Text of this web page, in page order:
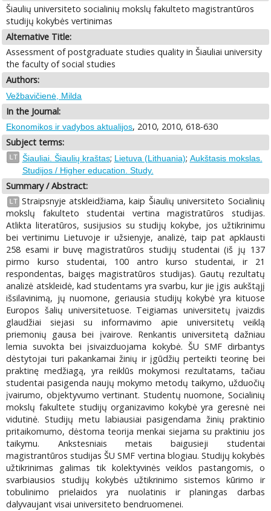
Šiaulių universiteto socialinių mokslų fakulteto magistrantūros
studijų kokybės vertinimas
Alternative Title:
Assessment of postgraduate studies quality in Šiauliai university
the faculty of social studies
Authors:
Vežbavičienė, Milda
In the Journal:
Ekonomikos ir vadybos aktualijos, 2010, 2010, 618-630
Subject terms:
LT Šiauliai. Šiaulių kraštas; Lietuva (Lithuania); Aukštasis mokslas.
Studijos / Higher education. Study.
Summary / Abstract:
LT Straipsnyje atskleidžiama, kaip Šiaulių universiteto Socialinių
mokslų fakulteto studentai vertina magistratūros studijas.
Atlikta literatūros, susijusios su studijų kokybe, jos užtikrinimu
bei vertinimu Lietuvoje ir užsienyje, analizė, taip pat apklausti
258 esami ir buvę magistratūros studijų studentai (iš jų 137
pirmo kurso studentai, 100 antro kurso studentai, ir 21
respondentas, baigęs magistratūros studijas). Gautų rezultatų
analizė atskleidė, kad studentams yra svarbu, kur jie įgis aukštąjį
išsilavinimą, jų nuomone, geriausia studijų kokybė yra kituose
Europos šalių universitetuose. Teigiamas universitetų įvaizdis
glaudžiai siejasi su informavimo apie universitetų veiklą
priemonių gausa bei įvairove. Renkantis universitetą dažniau
lemia suvokta bei įsivaizduojama kokybė. ŠU SMF dirbantys
dėstytojai turi pakankamai žinių ir įgūdžių perteikti teorinę bei
praktinę medžiagą, yra reiklūs mokymosi rezultatams, tačiau
studentai pasigenda naujų mokymo metodų taikymo, užduočių
įvairumo, objektyvumo vertinant. Studentų nuomone, Socialinių
mokslų fakultete studijų organizavimo kokybė yra geresnė nei
vidutinė. Studijų metu labiausiai pasigendama žinių praktinio
pritaikomumo, dėstoma teorija menkai siejama su praktiniu jos
taikymu. Ankstesniais metais baigusieji studentai
magistrantūros studijas ŠU SMF vertina blogiau. Studijų kokybės
užtikrinimas galimas tik kolektyvinės veiklos pastangomis, o
svarbiausios studijų kokybės užtikrinimo sistemos kūrimo ir
tobulinimo prielaidos yra nuolatinis ir planingas darbas
dalyvaujant visai universiteto bendruomenei.